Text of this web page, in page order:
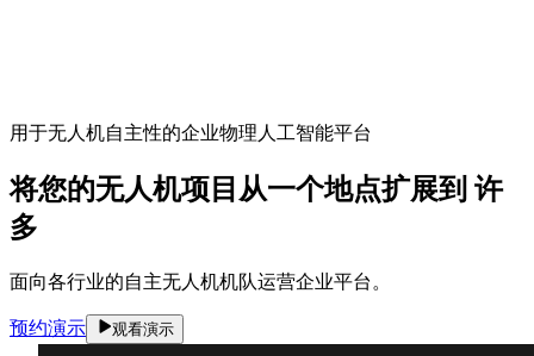
用于无人机自主性的企业物理人工智能平台
将您的无人机项目从一个地点扩展到 许
多
面向各行业的自主无人机机队运营企业平台。
预约演示 观看演示